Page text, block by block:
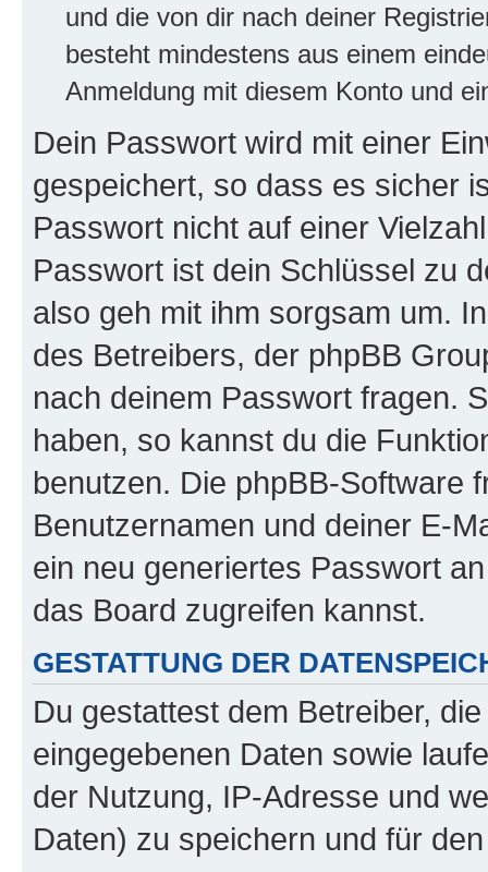
und die von dir nach deiner
besteht mindestens aus einem
Anmeldung mit diesem Konto und
Dein Passwort wird mit einer
gespeichert, so dass es sicher
Passwort nicht auf einer
Passwort ist dein Schlüssel zu
also geh mit ihm sorgsam um.
des Betreibers, der phpBB
nach deinem Passwort fragen.
haben, so kannst du die
benutzen. Die phpBB-Software
Benutzernamen und deiner E-
ein neu generiertes Passwort
das Board zugreifen kannst.
GESTATTUNG DER
Du gestattest dem Betreiber,
eingegebenen Daten sowie
der Nutzung, IP-Adresse und
Daten) zu speichern und für